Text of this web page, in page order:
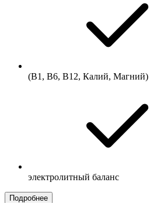
(В1, В6, В12, Калий, Магний)
электролитный баланс
Подробнее